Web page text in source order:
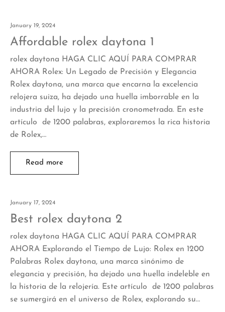
January 19, 2024
Affordable rolex daytona 1
rolex daytona HAGA CLIC AQUÍ PARA COMPRAR
AHORA Rolex: Un Legado de Precisión y Elegancia
Rolex daytona, una marca que encarna la excelencia
relojera suiza, ha dejado una huella imborrable en la
industria del lujo y la precisión cronometrada. En este
artículo de 1200 palabras, exploraremos la rica historia
de Rolex,…
Read more
January 17, 2024
Best rolex daytona 2
rolex daytona HAGA CLIC AQUÍ PARA COMPRAR
AHORA Explorando el Tiempo de Lujo: Rolex en 1200
Palabras Rolex daytona, una marca sinónimo de
elegancia y precisión, ha dejado una huella indeleble en
la historia de la relojería. Este artículo de 1200 palabras
se sumergirá en el universo de Rolex, explorando su…